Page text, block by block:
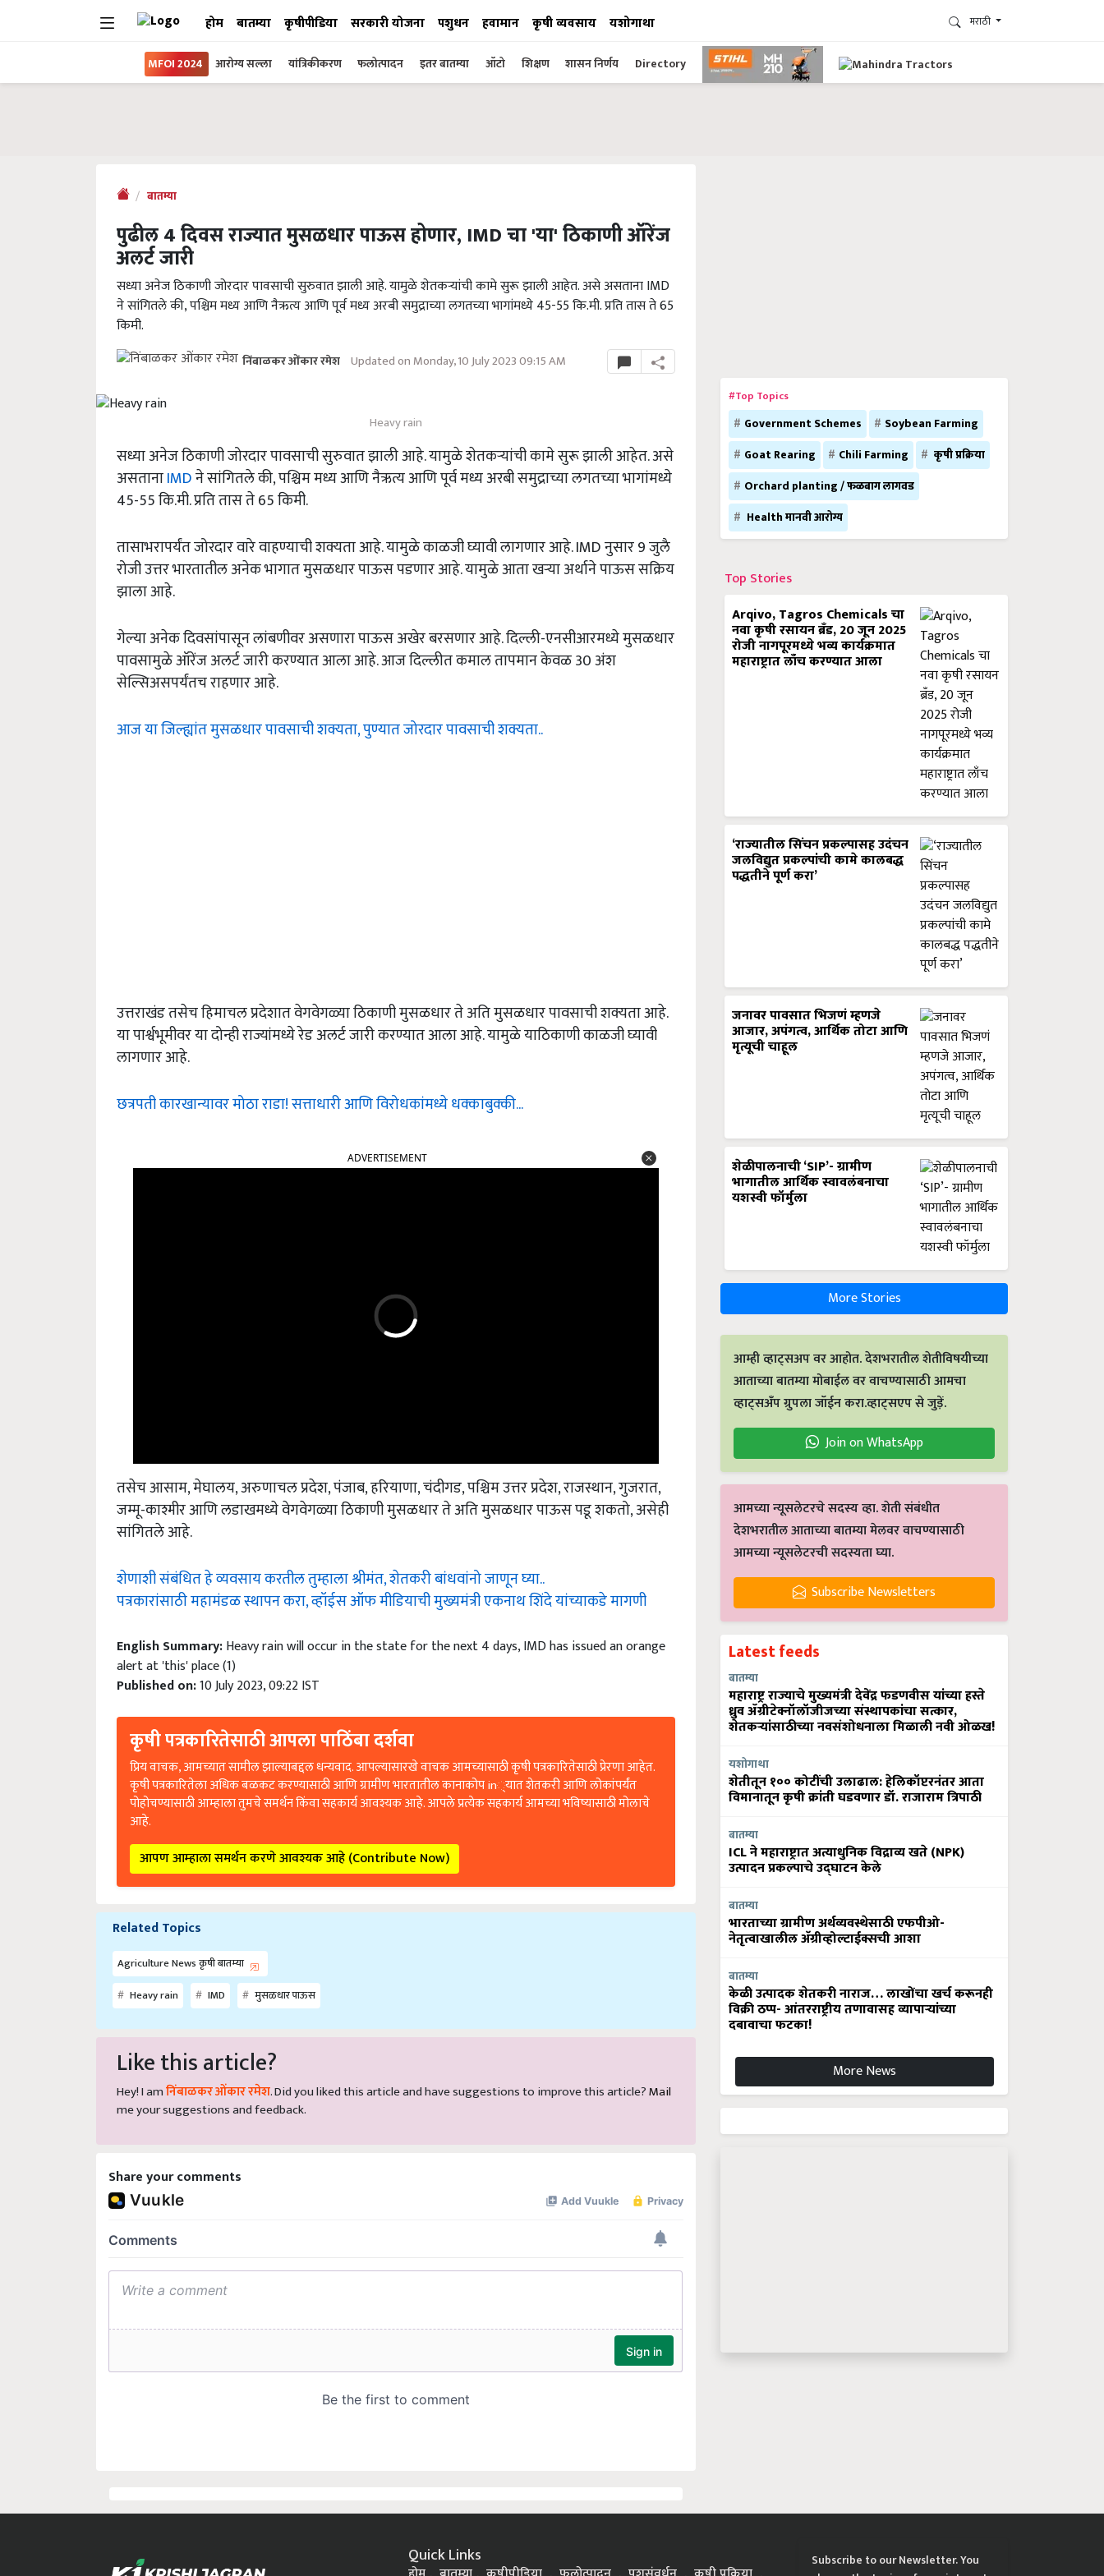
होम बातम्या कृषीपीडिया सरकारी योजना पशुधन हवामान कृषी व्यवसाय यशोगाथा मराठी
MFOI 2024 आरोग्य सल्ला यांत्रिकीकरण फलोत्पादन इतर बातम्या ऑटो शिक्षण शासन निर्णय Directory
बातम्या
पुढील 4 दिवस राज्यात मुसळधार पाऊस होणार, IMD चा 'या' ठिकाणी ऑरेंज
अलर्ट जारी
सध्या अनेज ठिकाणी जोरदार पावसाची सुरुवात झाली आहे. यामुळे शेतकऱ्यांची कामे सुरू झाली आहेत. असे असताना IMD
ने सांगितले की, पश्चिम मध्य आणि नैऋत्य आणि पूर्व मध्य अरबी समुद्राच्या लगतच्या भागांमध्ये 45-55 कि.मी. प्रति तास ते 65
किमी.
निंबाळकर ओंकार रमेश Updated on Monday, 10 July 2023 09:15 AM
Heavy rain
सध्या अनेज ठिकाणी जोरदार पावसाची सुरुवात झाली आहे. यामुळे शेतकऱ्यांची कामे सुरू झाली आहेत. असे
असतानाIMDने सांगितले की, पश्चिम मध्य आणि नैऋत्य आणि पूर्व मध्य अरबी समुद्राच्या लगतच्या भागांमध्ये
45-55 कि.मी. प्रति तास ते 65 किमी.
तासाभरापर्यंत जोरदार वारे वाहण्याची शक्यता आहे. यामुळे काळजी घ्यावी लागणार आहे. IMD नुसार 9 जुलै
रोजी उत्तर भारतातील अनेक भागात मुसळधार पाऊस पडणार आहे. यामुळे आता खऱ्या अर्थाने पाऊस सक्रिय
झाला आहे.
गेल्या अनेक दिवसांपासून लांबणीवर असणारा पाऊस अखेर बरसणार आहे. दिल्ली-एनसीआरमध्ये मुसळधार
पावसामुळे ऑरेंज अलर्ट जारी करण्यात आला आहे. आज दिल्लीत कमाल तापमान केवळ 30 अंश
सेल्सिअसपर्यंतच राहणार आहे.
आज या जिल्ह्यांत मुसळधार पावसाची शक्यता, पुण्यात जोरदार पावसाची शक्यता..
उत्तराखंड तसेच हिमाचल प्रदेशात वेगवेगळ्या ठिकाणी मुसळधार ते अति मुसळधार पावसाची शक्यता आहे.
या पार्श्वभूमीवर या दोन्ही राज्यांमध्ये रेड अलर्ट जारी करण्यात आला आहे. यामुळे याठिकाणी काळजी घ्यावी
लागणार आहे.
छत्रपती कारखान्यावर मोठा राडा! सत्ताधारी आणि विरोधकांमध्ये धक्काबुक्की...
तसेच आसाम, मेघालय, अरुणाचल प्रदेश, पंजाब, हरियाणा, चंदीगड, पश्चिम उत्तर प्रदेश, राजस्थान, गुजरात,
जम्मू-काश्मीर आणि लडाखमध्ये वेगवेगळ्या ठिकाणी मुसळधार ते अति मुसळधार पाऊस पडू शकतो, असेही
सांगितले आहे.
शेणाशी संबंधित हे व्यवसाय करतील तुम्हाला श्रीमंत, शेतकरी बांधवांनो जाणून घ्या..
पत्रकारांसाठी महामंडळ स्थापन करा, व्हॉईस ऑफ मीडियाची मुख्यमंत्री एकनाथ शिंदे यांच्याकडे मागणी
English Summary: Heavy rain will occur in the state for the next 4 days, IMD has issued an orange
alert at 'this' place (1)
Published on:10 July 2023, 09:22 IST
कृषी पत्रकारितेसाठी आपला पाठिंबा दर्शवा
प्रिय वाचक, आमच्यात सामील झाल्याबद्दल धन्यवाद. आपल्यासारखे वाचक आमच्यासाठी कृषी पत्रकारितेसाठी प्रेरणा आहेत.
कृषी पत्रकारितेला अधिक बळकट करण्यासाठी आणि ग्रामीण भारतातील कानाकोप in्यात शेतकरी आणि लोकांपर्यंत
पोहोचण्यासाठी आम्हाला तुमचे समर्थन किंवा सहकार्य आवश्यक आहे. आपले प्रत्येक सहकार्य आमच्या भविष्यासाठी मोलाचे
आहे.
आपण आम्हाला समर्थन करणे आवश्यक आहे (Contribute Now)
Related Topics
Agriculture News कृषी बातम्या
Heavy rain
IMD मुसळधार पाऊस
Like this article?
Hey! I am निंबाळकर ओंकार रमेश . Did you liked this article and have suggestions to improve this article? Mail
me your suggestions and feedback.
Share your comments
#Top Topics
Government Schemes
Soybean Farming
Goat Rearing
Chili Farming
कृषी प्रक्रिया
Orchard planting / फळबाग लागवड
Health मानवी आरोग्य
Top Stories
Arqivo, Tagros Chemicals चा
नवा कृषी रसायन ब्रँड, 20 जून 2025
रोजी नागपूरमध्ये भव्य कार्यक्रमात
महाराष्ट्रात लाँच करण्यात आला
‘राज्यातील सिंचन प्रकल्पासह उदंचन
जलविद्युत प्रकल्पांची कामे कालबद्ध
पद्धतीने पूर्ण करा’
जनावर पावसात भिजणं म्हणजे
आजार, अपंगत्व, आर्थिक तोटा आणि
मृत्यूची चाहूल
शेळीपालनाची ‘SIP’- ग्रामीण
भागातील आर्थिक स्वावलंबनाचा
यशस्वी फॉर्मुला
More Stories
आम्ही व्हाट्सअप वर आहोत. देशभरातील शेतीविषयीच्या
आताच्या बातम्या मोबाईल वर वाचण्यासाठी आमचा
व्हाट्सअँप ग्रुपला जॉईन करा.व्हाट्सएप से जुड़ें.
Join on WhatsApp
आमच्या न्यूसलेटरचे सदस्य व्हा. शेती संबंधीत
देशभरातील आताच्या बातम्या मेलवर वाचण्यासाठी
आमच्या न्यूसलेटरची सदस्यता घ्या.
Subscribe Newsletters
Latest feeds
बातम्या
महाराष्ट्र राज्याचे मुख्यमंत्री देवेंद्र फडणवीस यांच्या हस्ते
ध्रुव ॲग्रीटेक्नॉलॉजीजच्या संस्थापकांचा सत्कार,
शेतकऱ्यांसाठीच्या नवसंशोधनाला मिळाली नवी ओळख!
यशोगाथा
शेतीतून १०० कोटींची उलाढाल: हेलिकॉप्टरनंतर आता
विमानातून कृषी क्रांती घडवणार डॉ. राजाराम त्रिपाठी
बातम्या
ICL ने महाराष्ट्रात अत्याधुनिक विद्राव्य खते (NPK)
उत्पादन प्रकल्पाचे उद्घाटन केले
बातम्या
भारताच्या ग्रामीण अर्थव्यवस्थेसाठी एफपीओ-
नेतृत्वाखालील अ‍ॅग्रीव्होल्टाईक्सची आशा
बातम्या
केळी उत्पादक शेतकरी नाराज… लाखोंचा खर्च करूनही
विक्री ठप्प- आंतरराष्ट्रीय तणावासह व्यापाऱ्यांच्या
दबावाचा फटका!
More News
Quick Links
होम बातम्या कृषीपीडिया फलोत्पादन पशुसंवर्धन
कृषी प्रक्रिया
Subscribe to our Newsletter. You
choose the topics of your interest